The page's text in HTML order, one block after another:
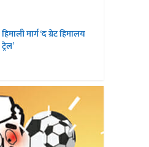
हिमाली मार्ग ‘द ग्रेट हिमालय
ट्रेल’